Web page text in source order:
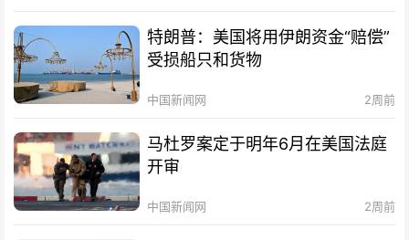
特朗普：美国将用伊朗资金“赔偿”
受损船只和货物
中国新闻网 2周前
马杜罗案定于明年6月在美国法庭
开审
中国新闻网 2周前